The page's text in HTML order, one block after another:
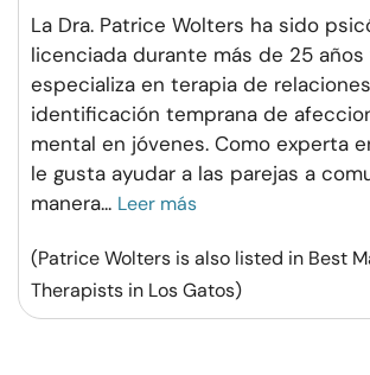
La Dra. Patrice Wolters ha sido
licenciada durante más de 25 años
especializa en terapia de
identificación temprana de
mental en jóvenes. Como experta
le gusta ayudar a las parejas a
manera... Leer más
(Patrice Wolters is also listed in Best
Therapists in Los Gatos)